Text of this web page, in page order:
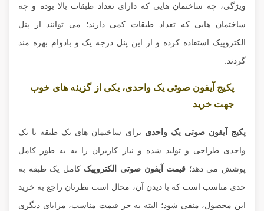
ویژگی، چه ساختمان هایی که دارای تعداد طبقات بالا بوده و چه
ساختمان هایی که تعداد طبقات کمی دارند؛ می توانند از پنل
الکتروپیک استفاده کرده و از این پنل درجه یک و بادوام بهره مند
گردند.
پکیج آیفون صوتی یک واحدی، یکی از گزینه های خوب
جهت خرید
پکیج آیفون صوتی یک واحدی برای ساختمان های یک طبقه یا تک
واحدی طراحی و تولید شده و نیاز کاربران را به به طور کامل
پوشش می دهد؛ قیمت آیفون صوتی الکتروپیک کامل یک طبقه به
حدی مناسب است که با دیدن آن، محال است نظرتان راجع به خرید
این محصول، منفی شود؛ البته به جز قیمت مناسب، مزایای دیگری